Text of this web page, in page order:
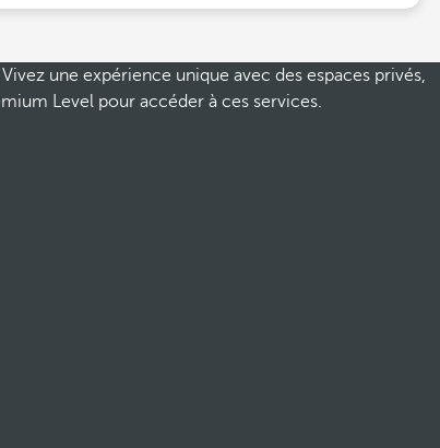
une expérience unique avec des espaces privés,
Level pour accéder à ces services.